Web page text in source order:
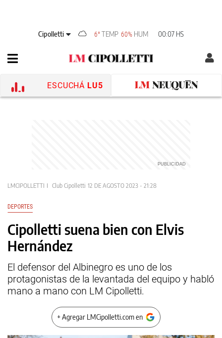
Cipolletti 6° TEMP 60% HUM 00:07 HS
ESCUCHÁ LU5
LMCIPOLLETTI Club Cipolletti 12 DE AGOSTO 2023 - 21:28
DEPORTES
Cipolletti suena bien con Elvis
Hernández
El defensor del Albinegro es uno de los
protagonistas de la levantada del equipo y habló
mano a mano con LM Cipolletti.
+ Agregar LMCipolletti.com en